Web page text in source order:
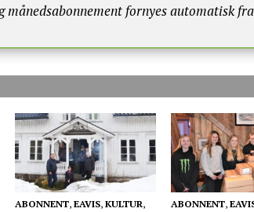
månedsabonnement fornyes automatisk
ABONNENT,EAVIS,KULTUR,
ABONNENT,